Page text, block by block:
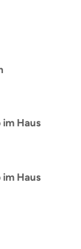
im Haus
im Haus